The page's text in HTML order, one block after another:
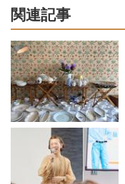
関連記事